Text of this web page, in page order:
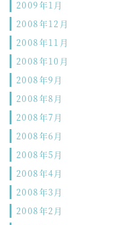
2009年1月
2008年12月
2008年11月
2008年10月
2008年9月
2008年8月
2008年7月
2008年6月
2008年5月
2008年4月
2008年3月
2008年2月